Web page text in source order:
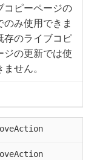
コピーページの
のみ使用できま
存のライブコピ
ジの更新では使
せん。